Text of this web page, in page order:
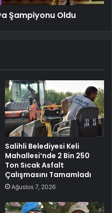
Şampiyonu Oldu
Salihli Belediyesi Keli
Mahallesi’nde 2 Bin 250
Ton Sıcak Asfalt
Çalışmasını Tamamladı
Ağustos 7, 2026